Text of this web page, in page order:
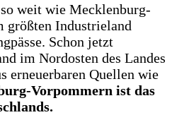
weit wie Mecklenburg-
größten Industrieland
Schon jetzt
im Nordosten des Landes
erneuerbaren Quellen wie
Vorpommern ist das